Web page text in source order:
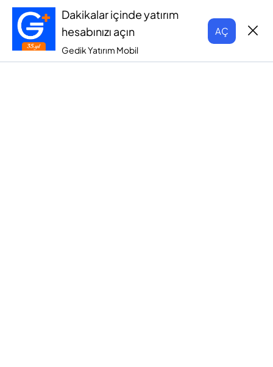
Dakikalar içinde yatırım
hesabınızı açın
Gedik Yatırım Mobil
AÇ